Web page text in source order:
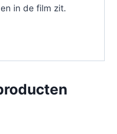
in de film zit.